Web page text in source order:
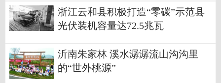
浙江云和县积极打造“零碳”示范县
光伏装机容量达72.5兆瓦
沂南朱家林 溪水潺潺流山沟沟里
的“世外桃源”